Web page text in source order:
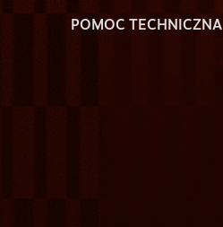
POMOC TECHNICZNA